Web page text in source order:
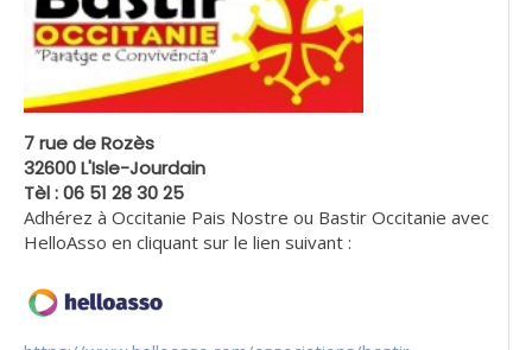
7 rue de Rozès
32600 L'Isle-Jourdain
Tèl : 06 51 28 30 25
Adhérez à Occitanie Pais Nostre ou Bastir Occitanie avec
HelloAsso en cliquant sur le lien suivant :